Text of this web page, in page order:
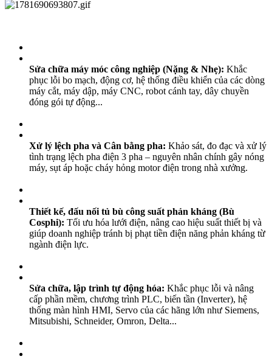
Sửa chữa máy móc công nghiệp (Nặng & Nhẹ): Khắc
phục lỗi bo mạch, động cơ, hệ thống điều khiển của các dòng
máy cắt, máy dập, máy CNC, robot cánh tay, dây chuyền
đóng gói tự động...
Xử lý lệch pha và Cân bằng pha: Khảo sát, đo đạc và xử lý
tình trạng lệch pha điện 3 pha – nguyên nhân chính gây nóng
máy, sụt áp hoặc cháy hỏng motor điện trong nhà xưởng.
Thiết kế, đấu nối tủ bù công suất phản kháng (Bù
Cosphi): Tối ưu hóa lưới điện, nâng cao hiệu suất thiết bị và
giúp doanh nghiệp tránh bị phạt tiền điện năng phản kháng từ
ngành điện lực.
Sửa chữa, lập trình tự động hóa: Khắc phục lỗi và nâng
cấp phần mềm, chương trình PLC, biến tần (Inverter), hệ
thống màn hình HMI, Servo của các hãng lớn như Siemens,
Mitsubishi, Schneider, Omron, Delta...